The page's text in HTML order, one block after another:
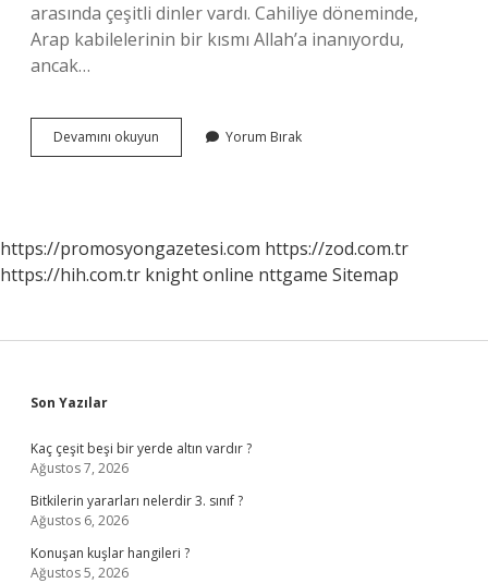
arasında çeşitli dinler vardı. Cahiliye döneminde,
Arap kabilelerinin bir kısmı Allah’a inanıyordu,
ancak…
Devamını okuyun
Dönemi
Yorum Bırak
https://promosyongazetesi.com https://zod.com.tr
https://hih.com.tr knight online nttgame Sitemap
Sidebar
Son Yazılar
Kaç çeşit beşi bir yerde altın vardır ?
Ağustos 7, 2026
Bitkilerin yararları nelerdir 3. sınıf ?
Ağustos 6, 2026
Konuşan kuşlar hangileri ?
Ağustos 5, 2026